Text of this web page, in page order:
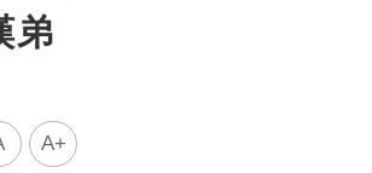
弟
A+